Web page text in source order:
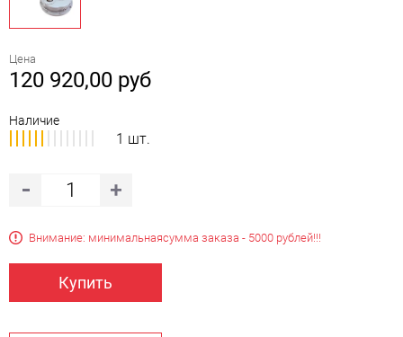
Цена
120 920,00 руб
Наличие
1 шт.
Внимание: минимальнаясумма заказа - 5000 рублей!!!
Купить